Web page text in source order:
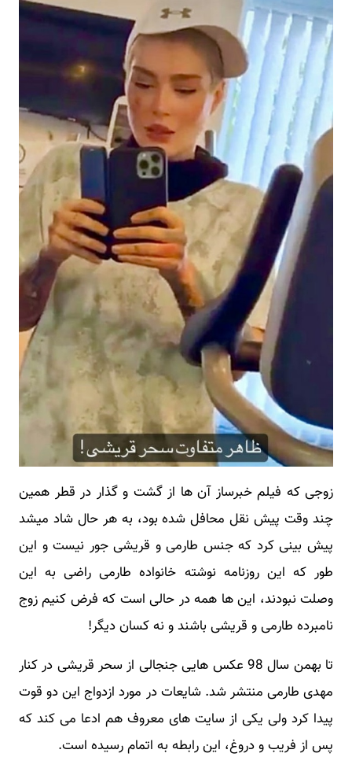
زوجی که فیلم خبرساز آن ها از گشت و گذار در قطر همین
چند وقت پیش نقل محافل شده بود، به هر حال شاد میشد
پیش بینی کرد که جنس طارمی و قریشی جور نیست و این
طور که این روزنامه نوشته خانواده طارمی راضی به این
وصلت نبودند، این ها همه در حالی است که فرض کنیم زوج
نامبرده طارمی و قریشی باشند و نه کسان دیگر!
تا بهمن سال 98 عکس هایی جنجالی از سحر قریشی در کنار
مهدی طارمی منتشر شد. شایعات در مورد ازدواج این دو قوت
پیدا کرد ولی یکی از سایت های معروف هم ادعا می کند که
پس از فریب و دروغ، این رابطه به اتمام رسیده است.